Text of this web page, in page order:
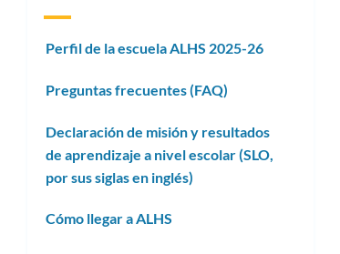
Perfil de la escuela ALHS 2025-26
Preguntas frecuentes (FAQ)
Declaración de misión y resultados
de aprendizaje a nivel escolar (SLO,
por sus siglas en inglés)
Cómo llegar a ALHS